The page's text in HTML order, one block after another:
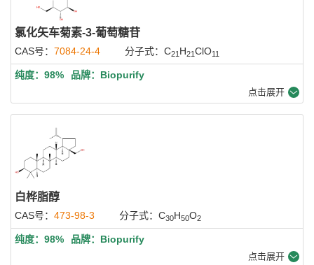
氯化矢车菊素-3-葡萄糖苷
CAS号： 7084-24-4 分子式：C21 H21ClO11
纯度：98% 品牌：Biopurify
点击展开
白桦脂醇
CAS号： 473-98-3 分子式：C30H50O2
纯度：98% 品牌：Biopurify
点击展开